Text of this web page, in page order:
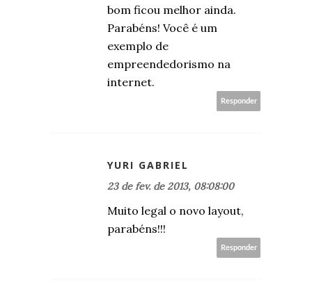
bom ficou melhor ainda.
Parabéns! Você é um
exemplo de
empreendedorismo na
internet.
Responder
YURI GABRIEL
23 de fev. de 2013, 08:08:00
Muito legal o novo layout,
parabéns!!!
Responder